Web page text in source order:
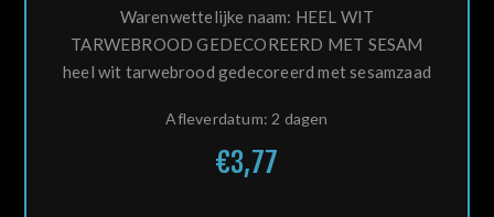
Warenwettelijke naam: HEEL WIT
TARWEBROOD GEDECOREERD MET SESAM
heel wit tarwebrood gedecoreerd met sesamzaad
Afleverdatum: 2 dagen
€3,77